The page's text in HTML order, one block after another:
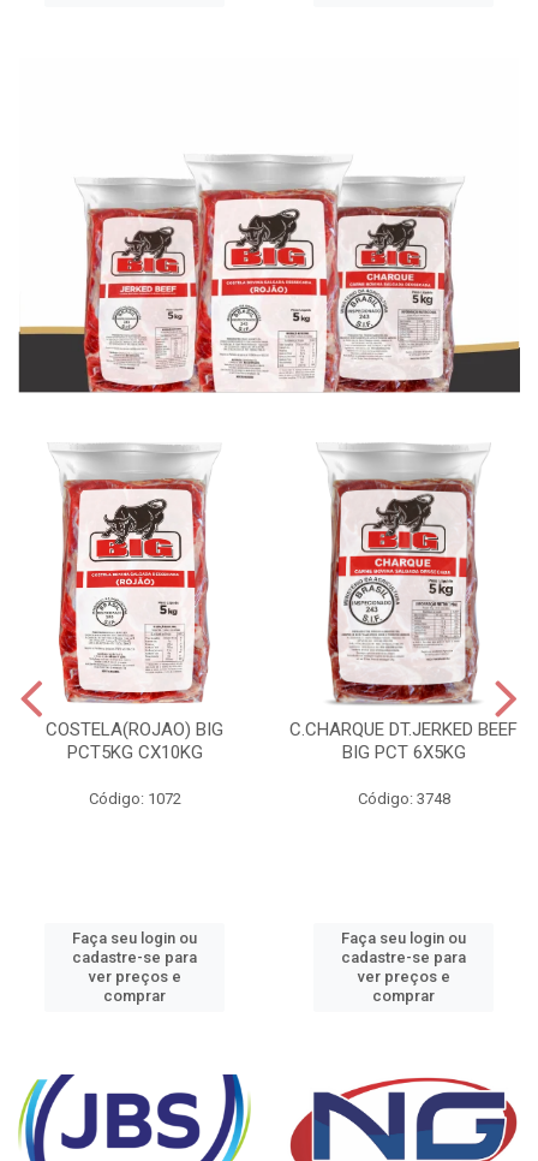
COSTELA(ROJAO) BIG
PCT5KG CX10KG
Código: 1072
Faça seu login ou
cadastre-se para
ver preços e
comprar
C.CHARQUE DT.JERKED BEEF
BIG PCT 6X5KG
Código: 3748
Faça seu login ou
cadastre-se para
ver preços e
comprar